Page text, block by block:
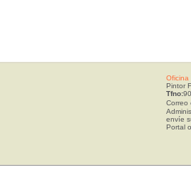
Oficina
Pintor
Tfno:
Correo
envíe
Portal